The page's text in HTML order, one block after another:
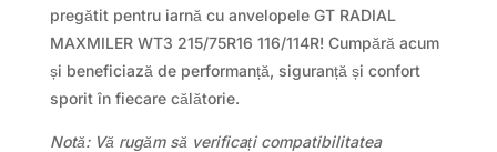
pregătit pentru iarnă cu anvelopele GT RADIAL
MAXMILER WT3 215/75R16 116/114R! Cumpără acum
și beneficiază de performanță, siguranță și confort
sporit în fiecare călătorie.
Notă: Vă rugăm să verificați compatibilitatea